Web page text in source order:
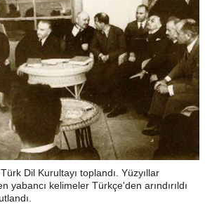
Dil Kurultayı toplandı. Yüzyıllar
yabancı kelimeler Türkçe'den arındırıldı